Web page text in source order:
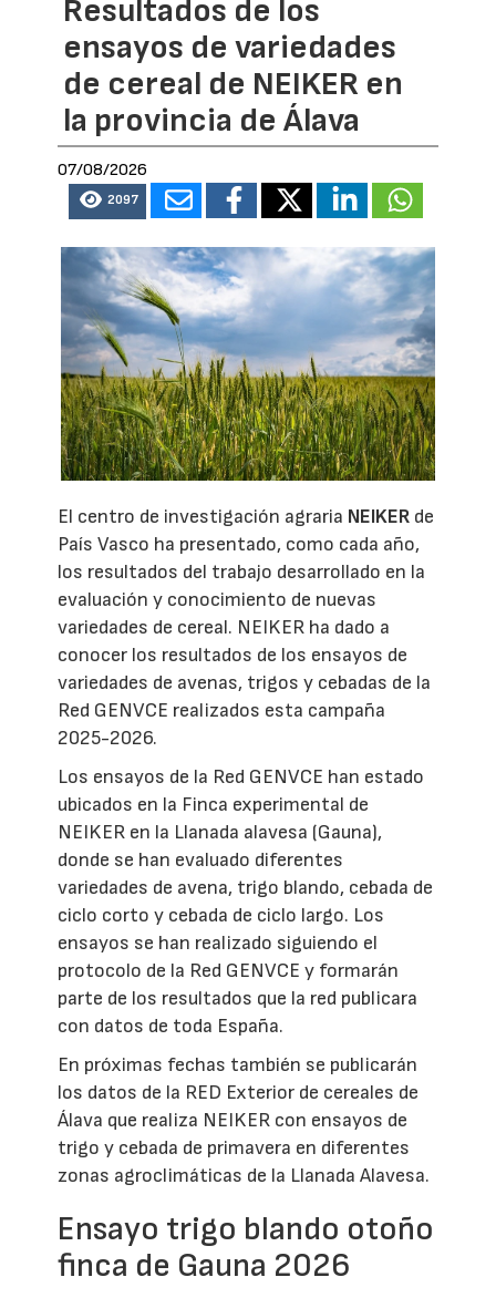
Resultados de los
ensayos de variedades
de cereal de NEIKER en
la provincia de Álava
07/08/2026
2097
El centro de investigación agraria NEIKER de
País Vasco ha presentado, como cada año,
los resultados del trabajo desarrollado en la
evaluación y conocimiento de nuevas
variedades de cereal. NEIKER ha dado a
conocer los resultados de los ensayos de
variedades de avenas, trigos y cebadas de la
Red GENVCE realizados esta campaña
2025-2026.
Los ensayos de la Red GENVCE han estado
ubicados en la Finca experimental de
NEIKER en la Llanada alavesa (Gauna),
donde se han evaluado diferentes
variedades de avena, trigo blando, cebada de
ciclo corto y cebada de ciclo largo. Los
ensayos se han realizado siguiendo el
protocolo de la Red GENVCE y formarán
parte de los resultados que la red publicara
con datos de toda España.
En próximas fechas también se publicarán
los datos de la RED Exterior de cereales de
Álava que realiza NEIKER con ensayos de
trigo y cebada de primavera en diferentes
zonas agroclimáticas de la Llanada Alavesa.
Ensayo trigo blando otoño
finca de Gauna 2026